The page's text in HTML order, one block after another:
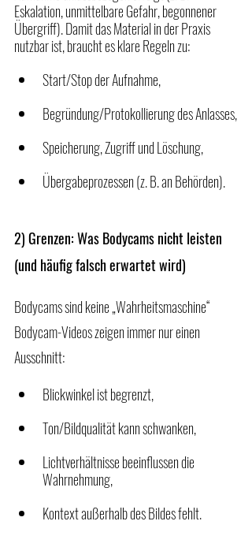
Eskalation, unmittelbare Gefahr, begonnener
Übergriff). Damit das Material in der Praxis
nutzbar ist, braucht es klare Regeln zu:
Start/Stop der Aufnahme,
Begründung/Protokollierung des Anlasses,
Speicherung, Zugriff und Löschung,
Übergabeprozessen (z. B. an Behörden).
2) Grenzen: Was Bodycams nicht leisten
(und häufig falsch erwartet wird)
Bodycams sind keine „Wahrheitsmaschine“
Bodycam-Videos zeigen immer nur einen
Ausschnitt:
Blickwinkel ist begrenzt,
Ton/Bildqualität kann schwanken,
Lichtverhältnisse beeinflussen die
Wahrnehmung,
Kontext außerhalb des Bildes fehlt.